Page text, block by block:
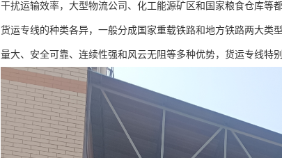
干扰运输效率，大型物流公司、化工能源矿区和国家粮食仓库等
货运专线的种类各异，一般分成国家重载铁路和地方铁路两大
量大、安全可靠、连续性强和风云无阻等多种优势，货运专线特